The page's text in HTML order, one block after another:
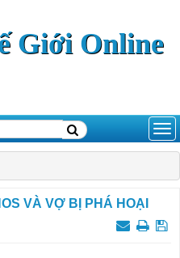
Giới Online
VÀ VỢ BỊ PHÁ HOẠI